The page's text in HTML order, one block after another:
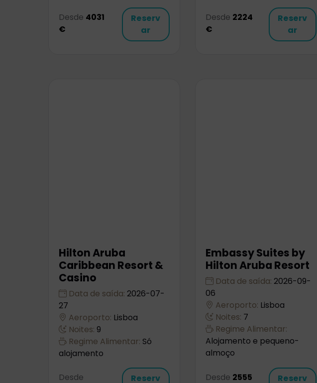
Desde 4031
€
Reserv
ar
Desde 2224
€
Reserv
ar
Hilton Aruba
Caribbean Resort &
Casino
Data de saída: 2026-07-
27
Aeroporto: Lisboa
Noites: 9
Regime Alimentar: Só
alojamento
Desde Reserv
Embassy Suites by
Hilton Aruba Resort
Data de saída: 2026-09-
06
Aeroporto: Lisboa
Noites: 7
Regime Alimentar:
Alojamento e pequeno-
almoço
Desde 2555 Reserv